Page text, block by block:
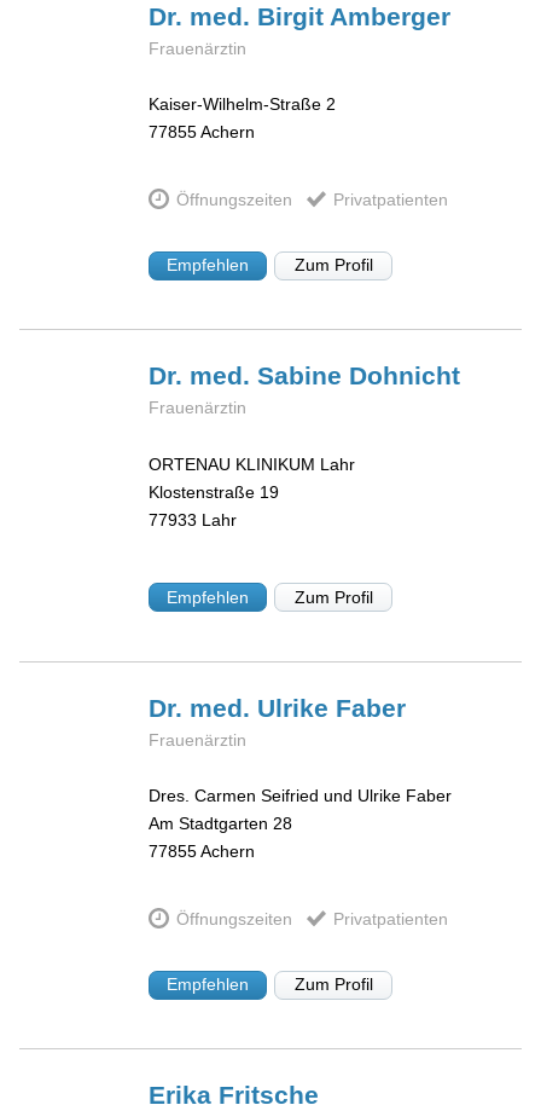
Dr. med. Birgit Amberger
Frauenärztin
Kaiser-Wilhelm-Straße 2
77855Achern
Öffnungszeiten Privatpatienten
Empfehlen Zum Profil
Dr. med. Sabine Dohnicht
Frauenärztin
ORTENAU KLINIKUM Lahr
Klostenstraße 19
77933 Lahr
Empfehlen Zum Profil
Dr. med. Ulrike Faber
Frauenärztin
Dres. Carmen Seifried und Ulrike Faber
Am Stadtgarten 28
77855Achern
Öffnungszeiten Privatpatienten
Empfehlen Zum Profil
Erika Fritsche